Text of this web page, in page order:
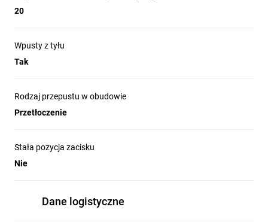
20
Wpusty z tyłu
Tak
Rodzaj przepustu w obudowie
Przetłoczenie
Stała pozycja zacisku
Nie
Dane logistyczne